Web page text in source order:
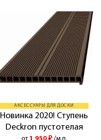
АКСЕССУАРЫ ДЛЯ ДОСКИ
Новинка 2020! Ступень
Deckron пустотелая